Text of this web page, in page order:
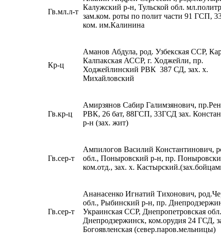
Гв.мл.л-т
Калужский р-н, Тульской обл.
зам.ком. роты по полит части 91 ГСП,
ком. им.Калинина
Кр-ц
Аманов Абдула, род. Узбекская ССР,
Калпакская АССР, г. Ходжейли, пр.
Ходжейлинский РВК 387 СД, зах. х.
Михайловский
Гв.кр-ц
Амирзянов Сабир Галимзянович,
РВК, 26 бат, 88ГСП, 33ГСД зах.
р-н (зах. жит)
Гв.сер-т
Ампилогов Василий Константинович,
обл., Поныровский р-н, пр.
ком.отд., зах. х.
Гв.сер-т
Ананасенко Игнатий Тихонович,
обл., Рыбинский р-н, пр.
Украинская ССР, Днепропетровская
Днепродзержинск, ком.орудия 24 ГСД,
Богоявленская (север.паров.мельницы)